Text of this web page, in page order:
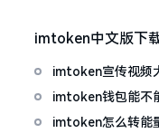
imtoken中文版下
imtoken宣传视频
怎么用
imtoken钱包能不
imtoken怎么转能